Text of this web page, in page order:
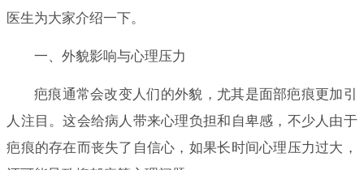
医生为大家介绍一下。
一、外貌影响与心理压力
疤痕通常会改变人们的外貌，尤其是面部疤痕更加引
人注目。这会给病人带来心理负担和自卑感，不少人由于
疤痕的存在而丧失了自信心，如果长时间心理压力过大，